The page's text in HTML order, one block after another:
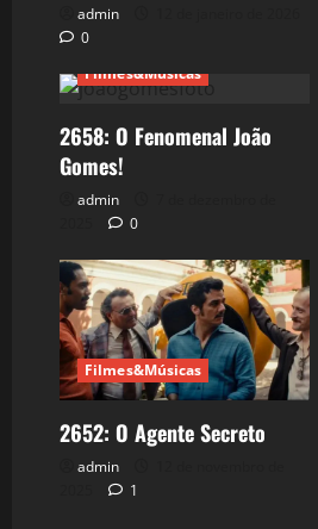
admin
0
Filmes&Músicas
2658: O Fenomenal João
Gomes!
admin
0
Filmes&Músicas
2652: O Agente Secreto
admin
1